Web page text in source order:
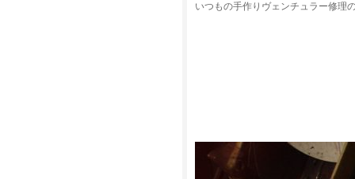
いつもの手作りヴェンチュラー修